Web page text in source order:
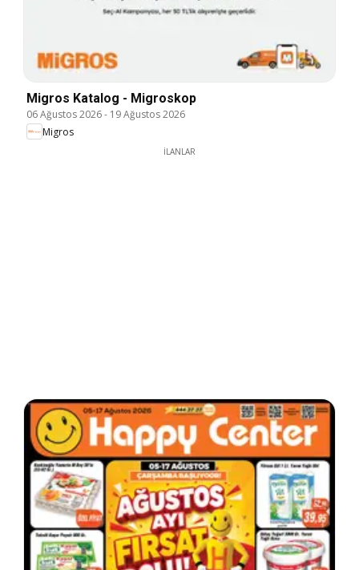
Migros Katalog - Migroskop
06 Ağustos 2026- 19 Ağustos 2026
Migros
İLANLAR